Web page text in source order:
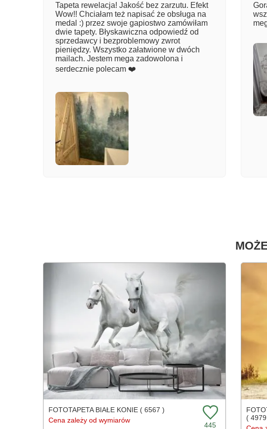
Tapeta rewelacja! Jakość bez zarzutu. Efekt
Wow!! Chciałam też napisać że obsługa na
medal :) przez swoje gapiostwo zamówiłam
dwie tapety. Błyskawiczna odpowiedź od
sprzedawcy i bezproblemowy zwrot
pieniędzy. Wszystko załatwione w dwóch
mailach. Jestem mega zadowolona i
serdecznie polecam ❤️
FOTOTAPETA BIAŁE KONIE ( 6567 )
Cena zależy od wymiarów
445
(